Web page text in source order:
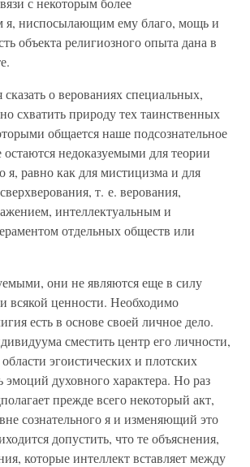
я, ниспосылающим ему благо, мощь и
объекта религиозного опыта дана в
о верованиях специальных,
схватить природу тех таинственных
общается наше подсознательное
недоказуемыми для теории
я, равно как для мистицизма и для
т. е. верования,
интеллектуальным и
отдельных обществ или
они не являются еще в силу
всякой ценности. Необходимо
есть в основе своей личное дело.
сместить центр его личности,
эгоистических и плотских
эмоций духовного характера. Но раз
прежде всего некоторый акт,
сознательного я и изменяющий это
допустить, что те объяснения,
которые интеллект вставляет между